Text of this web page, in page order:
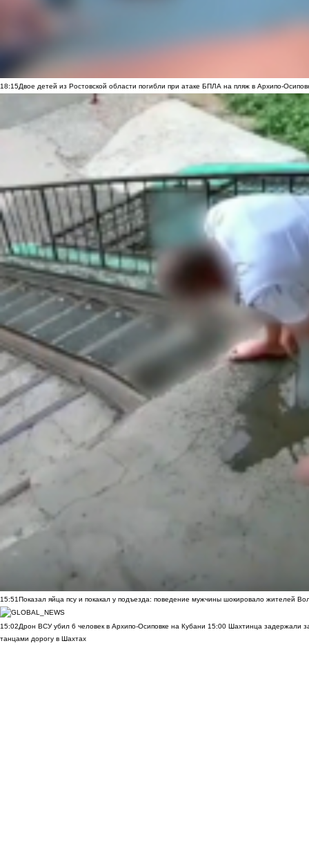
18:15Двое детей из Ростовской области погибли при атаке БПЛА на пляж в Архипо-
15:51Показал яйца псу и покакал у подъезда: поведение мужчины шокировало жителей
15:02Дрон ВСУ убил 6 человек в Архипо-Осиповке на Кубани 15:00 Шахтинца задержали
танцами дорогу в Шахтах